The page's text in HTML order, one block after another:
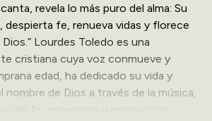
revela lo más puro del alma: Su
despierta fe, renueva vidas y florece
Lourdes Toledo es una
cristiana cuya voz conmueve y
edad, ha dedicado su vida y
de Dios a través de la música,